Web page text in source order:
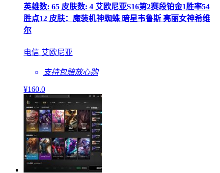
英雄数: 65 皮肤数: 4 艾欧尼亚S16第2赛段铂金1胜率54
胜点12 皮肤：魔装机神蜘蛛 暗星韦鲁斯 亮丽女神希维
尔
电信 艾欧尼亚
支持包赔放心购
¥160.0